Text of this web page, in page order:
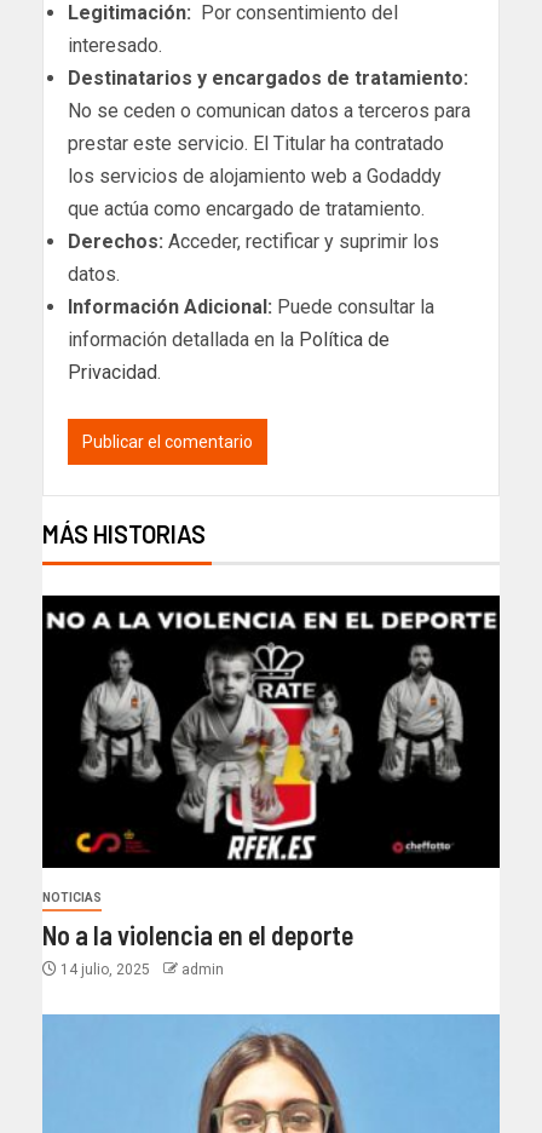
Legitimación: Por consentimiento del
interesado.
Destinatarios y encargados de tratamiento:
No se ceden o comunican datos a terceros para
prestar este servicio. El Titular ha contratado
los servicios de alojamiento web a Godaddy
que actúa como encargado de tratamiento.
Derechos: Acceder, rectificar y suprimir los
datos.
Información Adicional: Puede consultar la
información detallada en la Política de
Privacidad.
MÁS HISTORIAS
NOTICIAS
No a la violencia en el deporte
14 julio, 2025 admin